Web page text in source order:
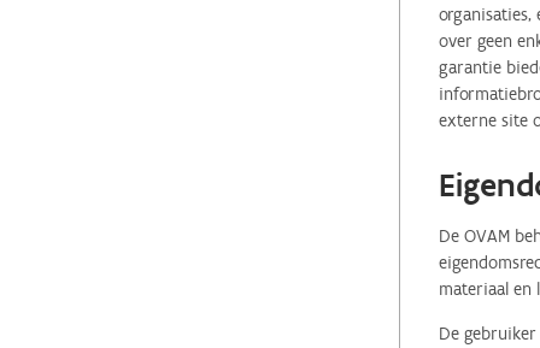
organisaties,
over geen
garantie
externe site
De OVAM
materiaal en
De